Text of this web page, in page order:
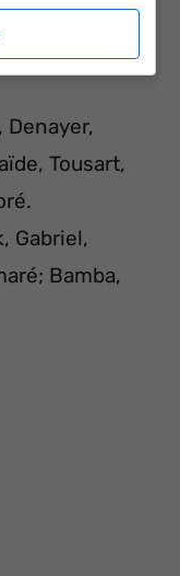
Denayer,
Tousart,
Gabriel,
Bamba,